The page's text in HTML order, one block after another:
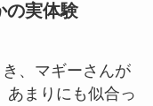
の実体験
、マギーさんが
あまりにも似合っ